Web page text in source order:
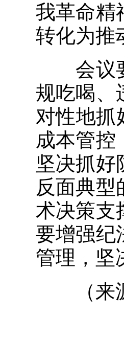
我革命精
转化为推
会议要
规吃喝、
对性地抓
成本管控
坚决抓好
反面典型
术决策支
要增强纪
管理，坚
（来源